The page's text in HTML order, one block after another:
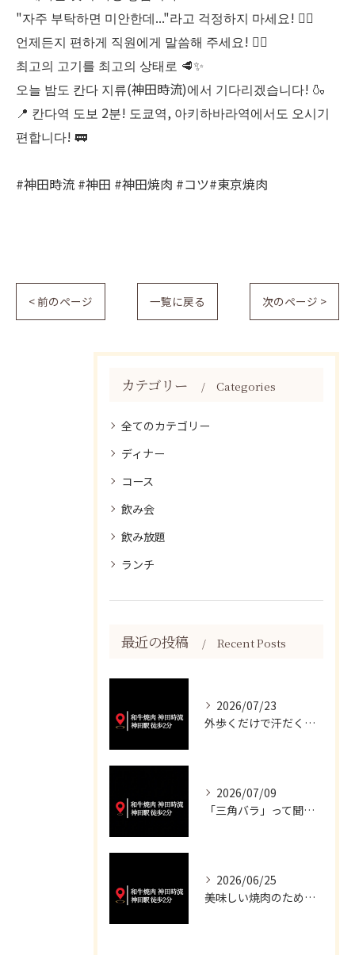
"자주 부탁하면 미안한데..."라고 걱정하지 마세요! 🙂‍↔️
언제든지 편하게 직원에게 말씀해 주세요! 🙋‍♂️
최고의 고기를 최고의 상태로 🥩✨
오늘 밤도 칸다 지류(神田時流)에서 기다리겠습니다! 🍶
📍 칸다역 도보 2분! 도쿄역, 아키하바라역에서도 오시기
편합니다! 🚃
#神田時流 #神田 #神田焼肉 #コツ#東京焼肉
< 前のページ 一覧に戻る 次のページ >
カテゴリー Categories
全てのカテゴリー
ディナー
コース
飲み会
飲み放題
ランチ
最近の投稿 Recent Posts
2026/07/23
外歩くだけで汗だくになる暑さですね💦
2026/07/09
「三角バラ」って聞くと脂っこいイメージが強いかもしれませんが...
2026/06/25
美味しい焼肉のために、妥協は一切いたしません✨